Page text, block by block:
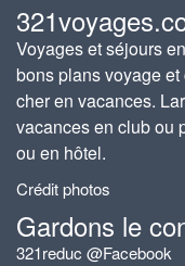
Voyages et séjours
bons plans voyage
cher en vacances.
vacances en club ou
ou en hôtel.
Crédit photos
Gardons le
321reduc @Facebook